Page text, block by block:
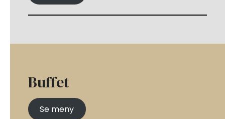
Buffet
Se meny